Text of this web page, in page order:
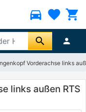
directions_car favorite shopping_cart
search person
Vorderachse links
links außen RTS